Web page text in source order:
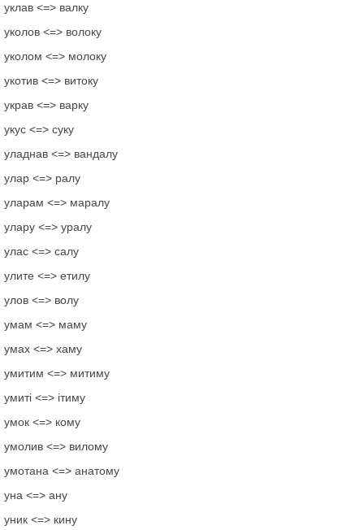
уклав <=> валку
уколов <=> волоку
уколом <=> молоку
укотив <=> витоку
украв <=> варку
укус <=> суку
уладнав <=> вандалу
улар <=> ралу
уларам <=> маралу
улару <=> уралу
улас <=> салу
улите <=> етилу
улов <=> волу
умам <=> маму
умах <=> хаму
умитим <=> митиму
умиті <=> ітиму
умок <=> кому
умолив <=> вилому
умотана <=> анатому
уна <=> ану
уник <=> кину